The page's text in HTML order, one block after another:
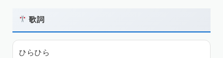
歌詞
ひらひら